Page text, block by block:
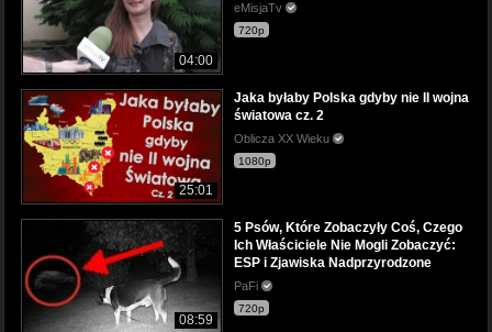
04:00
eMisjaTv
720p
25:01
Jaka byłaby Polska gdyby nie II wojna
światowa cz. 2
Oblicza XX Wieku
1080p
08:59
5 Psów, Które Zobaczyły Coś, Czego
Ich Właściciele Nie Mogli Zobaczyć:
ESP i Zjawiska Nadprzyrodzone
PaFi
720p